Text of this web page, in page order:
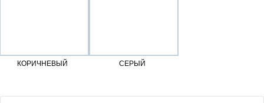
КОРИЧНЕВЫЙ СЕРЫЙ